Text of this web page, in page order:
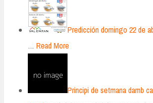
Predicción domingo 22 de
… Read More
Principi de setmana damb